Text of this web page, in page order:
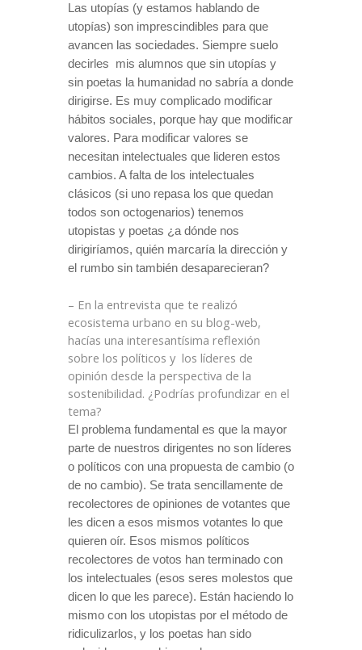
Las utopías (y estamos hablando de
utopías) son imprescindibles para que
avancen las sociedades. Siempre suelo
decirles
mis alumnos que sin utopías y
sin poetas la humanidad no sabría a donde
dirigirse. Es muy complicado modificar
hábitos sociales, porque hay que modificar
valores. Para modificar valores se
necesitan intelectuales que lideren estos
cambios. A falta de los intelectuales
clásicos (si uno repasa los que quedan
todos son octogenarios) tenemos
utopistas y poetas ¿a dónde nos
dirigiríamos, quién marcaría la dirección y
el rumbo sin también desaparecieran?
– En la entrevista que te realizó
ecosistema urbano en su blog-web,
hacías una interesantísima reflexión
sobre los políticos y los líderes de
opinión desde la perspectiva de la
sostenibilidad. ¿Podrías profundizar en el
tema?
El problema fundamental es que la mayor
parte de nuestros dirigentes no son líderes
o políticos con una propuesta de cambio (o
de no cambio). Se trata sencillamente de
recolectores de opiniones de votantes que
les dicen a esos mismos votantes lo que
quieren oír. Esos mismos políticos
recolectores de votos han terminado con
los intelectuales (esos seres molestos que
dicen lo que les parece). Están haciendo lo
mismo con los utopistas por el método de
ridiculizarlos, y los poetas han sido